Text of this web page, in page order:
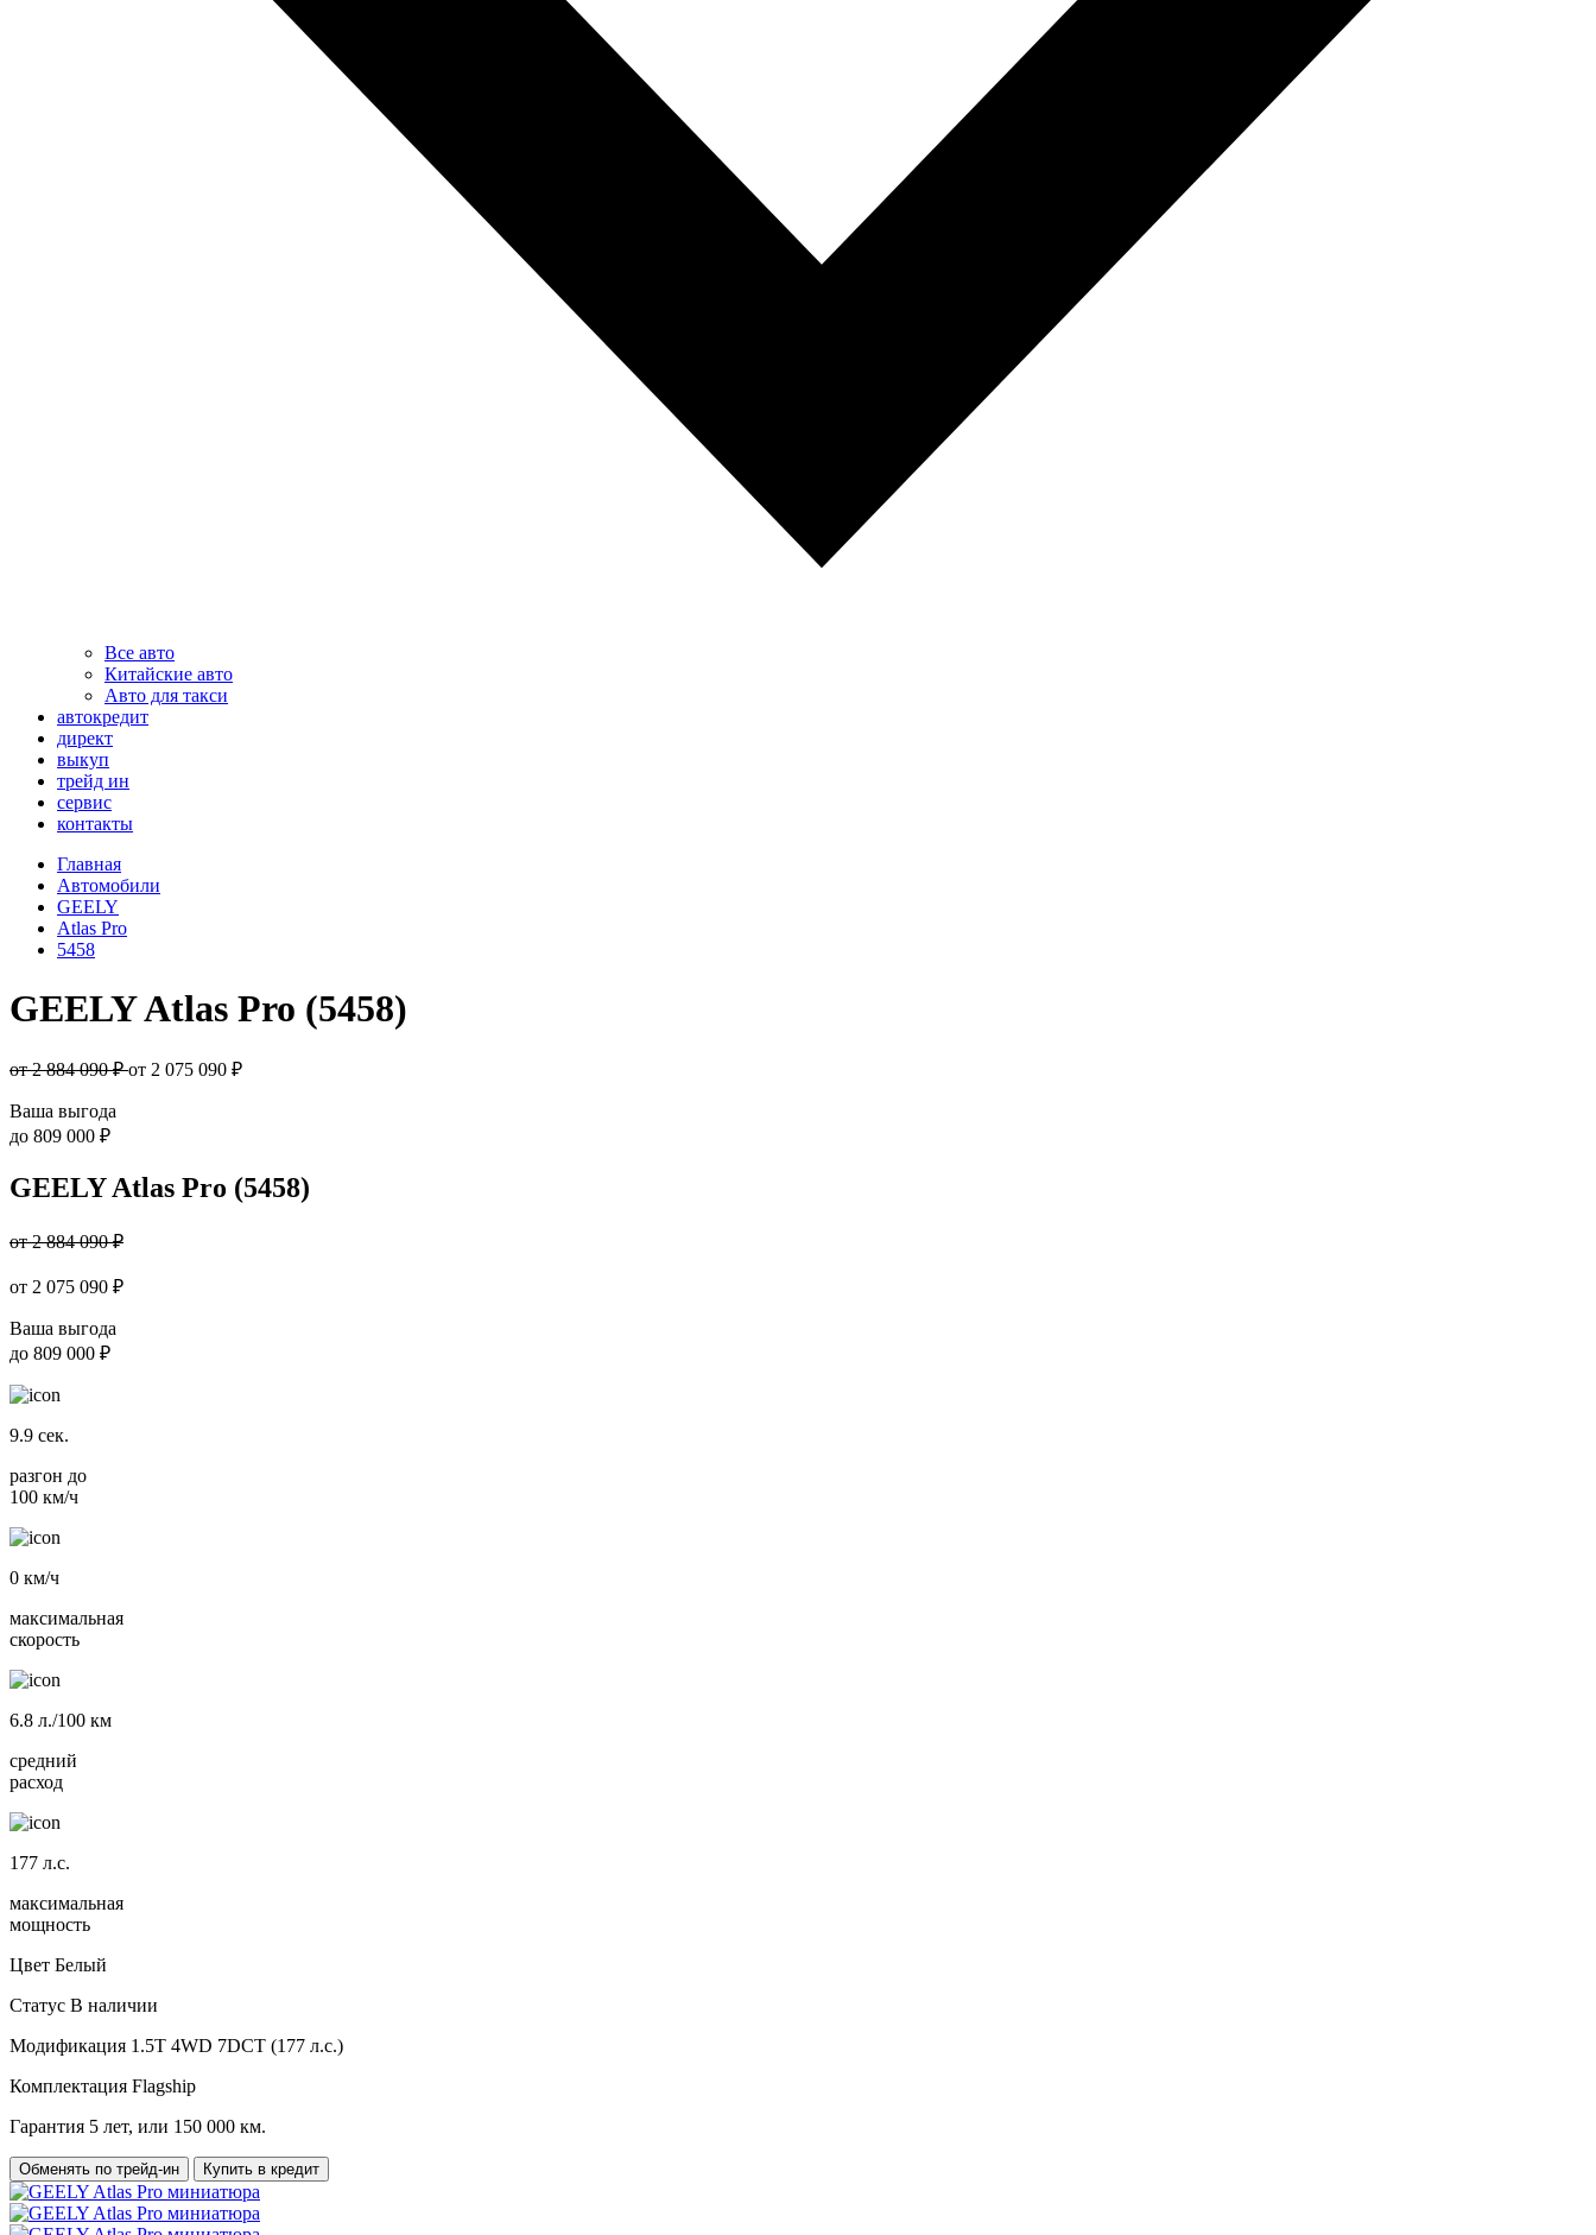
Все авто
Китайские авто
Авто для такси
автокредит
директ
выкуп
трейд ин
сервис
контакты
Главная
Автомобили
GEELY
Atlas Pro
5458
GEELY Atlas Pro (5458)
от 2 884 090 ₽от 2 075 090 ₽
Ваша выгода
до 809 000 ₽
GEELY Atlas Pro (5458)
от 2 884 090 ₽
от 2 075 090 ₽
Ваша выгода
до 809 000 ₽
9.9 сек.
разгон до
100 км/ч
0 км/ч
максимальная
скорость
6.8 л./100 км
средний
расход
177 л.с.
максимальная
мощность
Цвет Белый
Статус В наличии
Модификация 1.5T 4WD 7DCT (177 л.с.)
Комплектация Flagship
Гарантия 5 лет, или 150 000 км.
Обменять по трейд-ин Купить в кредит